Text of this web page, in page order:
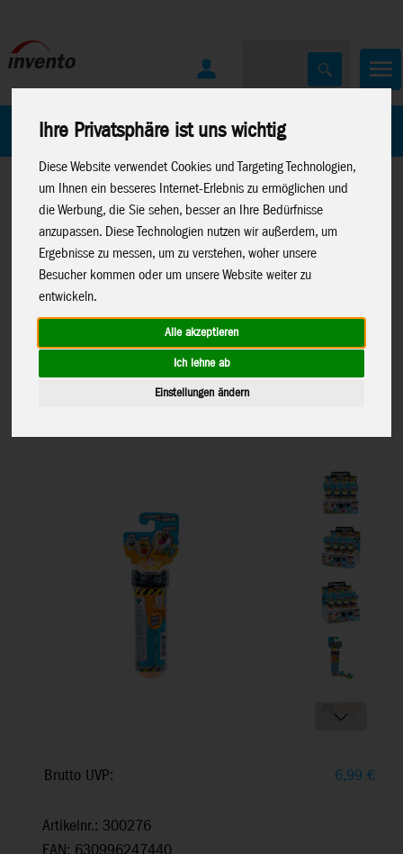
Ihre Privatsphäre ist uns wichtig
Diese Website verwendet Cookies und Targeting Technologien,
um Ihnen ein besseres Internet-Erlebnis zu ermöglichen und
die Werbung, die Sie sehen, besser an Ihre Bedürfnisse
anzupassen. Diese Technologien nutzen wir außerdem, um
Ergebnisse zu messen, um zu verstehen, woher unsere
Besucher kommen oder um unsere Website weiter zu
entwickeln.
Alle akzeptieren
Ich lehne ab
Einstellungen ändern
Home Marken
Home>Spielwaren>Moose Toys>MrBeast Lab
MrBeast Lab Swarms Serie 2 - 2er-
Pack, 100 Figuren, inkl.
24772
Brutto UVP: 6,99 €
Artikelnr.: 300276